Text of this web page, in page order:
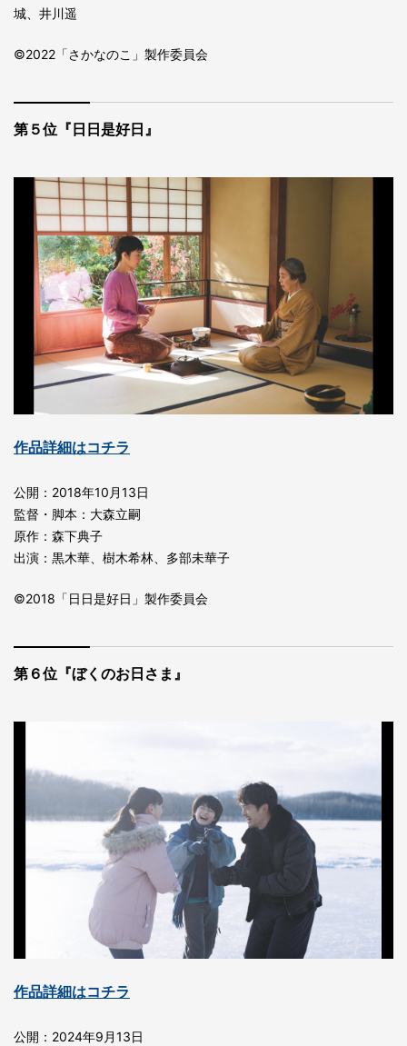
城、井川遥
©2022「さかなのこ」製作委員会
第５位『日日是好日』
作品詳細はコチラ
公開：2018年10月13日
監督・脚本：大森立嗣
原作：森下典子
出演：黒木華、樹木希林、多部未華子
©2018「日日是好日」製作委員会
第６位『ぼくのお日さま』
作品詳細はコチラ
公開：2024年9月13日